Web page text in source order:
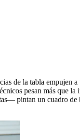
de la tabla empujen
pesan más que
pintan un cuadro